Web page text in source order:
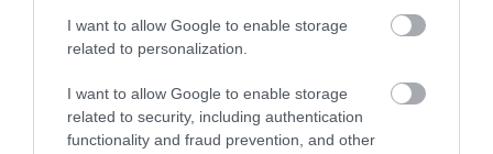
I want to allow Google to enable storage
related to personalization.
I want to allow Google to enable storage
related to security, including authentication
functionality and fraud prevention, and other
Programok
MAGYAR PÉTER: KIÍRJÁK AZ ELSŐ